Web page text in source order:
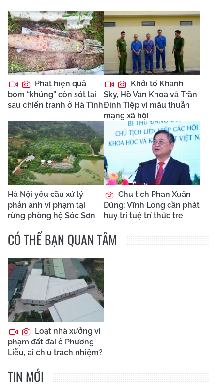
Phát hiện quả
bom “khủng” còn sót lại
sau chiến tranh ở Hà Tĩnh
Khởi tố Khánh
Sky, Hồ Văn Khoa và Trần
Đình Tiệp vì mâu thuẫn
mạng xã hội
Hà Nội yêu cầu xử lý
phản ánh vi phạm tại
rừng phòng hộ Sóc Sơn
Chủ tịch Phan Xuân
Dũng: Vĩnh Long cần phát
huy trí tuệ trí thức trẻ
CÓ THỂ BẠN QUAN TÂM
Loạt nhà xưởng vi
phạm đất đai ở Phương
Liễu, ai chịu trách nhiệm?
TIN MỚI